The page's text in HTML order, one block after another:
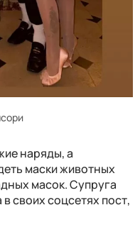
наряды, а
маски животных
масок. Супруга
своих соцсетях пост,